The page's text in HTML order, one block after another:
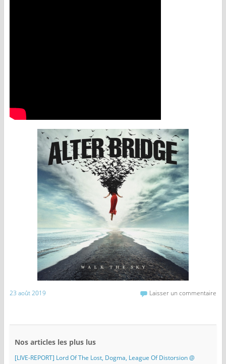
23 août 2019 Laisser un commentaire
Nos articles les plus lus
[LIVE-REPORT] Lord Of The Lost, Dogma, League Of Distorsion @